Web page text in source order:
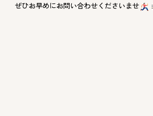
ぜひお早めにお問い合わせくださいませ